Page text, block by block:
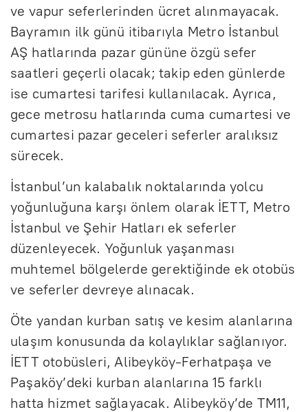
ve vapur seferlerinden ücret alınmayacak.
Bayramın ilk günü itibarıyla Metro İstanbul
AŞ hatlarında pazar gününe özgü sefer
saatleri geçerli olacak; takip eden günlerde
ise cumartesi tarifesi kullanılacak. Ayrıca,
gece metrosu hatlarında cuma cumartesi ve
cumartesi pazar geceleri seferler aralıksız
sürecek.
İstanbul’un kalabalık noktalarında yolcu
yoğunluğuna karşı önlem olarak İETT, Metro
İstanbul ve Şehir Hatları ek seferler
düzenleyecek. Yoğunluk yaşanması
muhtemel bölgelerde gerektiğinde ek otobüs
ve seferler devreye alınacak.
Öte yandan kurban satış ve kesim alanlarına
ulaşım konusunda da kolaylıklar sağlanıyor.
İETT otobüsleri, Alibeyköy-Ferhatpaşa ve
Paşaköy’deki kurban alanlarına 15 farklı
hatta hizmet sağlayacak. Alibeyköy’de TM11,